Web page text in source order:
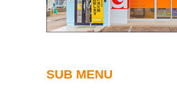
SUB MENU